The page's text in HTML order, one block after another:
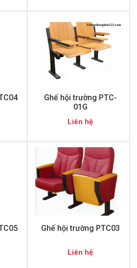
Ghế hội trường PTC-
01G
Liên hệ
Ghế hội trường PTC03
Liên hệ